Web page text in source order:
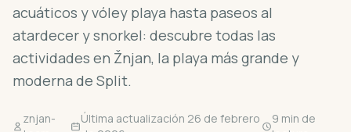
acuáticos y vóley playa hasta paseos al
atardecer y snorkel: descubre todas las
actividades en Žnjan, la playa más grande y
moderna de Split.
znjan-
Última actualización 26 de febrero
9 min de